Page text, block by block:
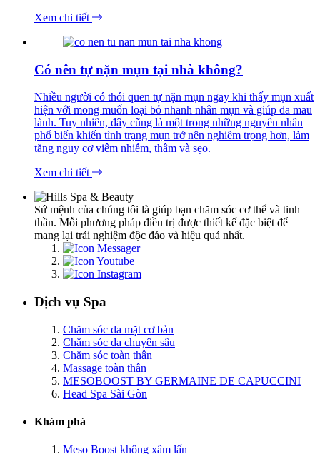
Xem chi tiết
Có nên tự nặn mụn tại nhà không?
Nhiều người có thói quen tự nặn mụn ngay khi thấy mụn xuất
hiện với mong muốn loại bỏ nhanh nhân mụn và giúp da mau
lành. Tuy nhiên, đây cũng là một trong những nguyên nhân
phổ biến khiến tình trạng mụn trở nên nghiêm trọng hơn, làm
tăng nguy cơ viêm nhiễm, thâm và sẹo.
Xem chi tiết
Sứ mệnh của chúng tôi là giúp bạn chăm sóc cơ thể và tinh
thần. Mỗi phương pháp điều trị được thiết kế đặc biệt để
mang lại trải nghiệm độc đáo và hiệu quả nhất.
Dịch vụ Spa
Chăm sóc da mặt cơ bản
Chăm sóc da chuyên sâu
Chăm sóc toàn thân
Massage toàn thân
MESOBOOST BY GERMAINE DE CAPUCCINI
Head Spa Sài Gòn
Khám phá
Meso Boost không xâm lấn